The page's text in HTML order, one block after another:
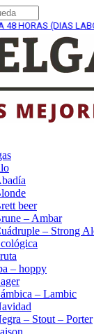
(DIAS
beer
– Ambar
– Strong
– hoppy
– Lambic
– Stout – Porter